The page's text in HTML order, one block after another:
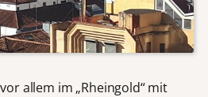
allem im „Rheingold“ mit